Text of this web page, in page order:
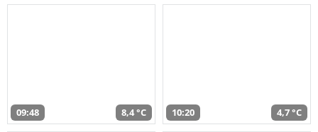
09:48 8,4 °C 10:20 4,7 °C